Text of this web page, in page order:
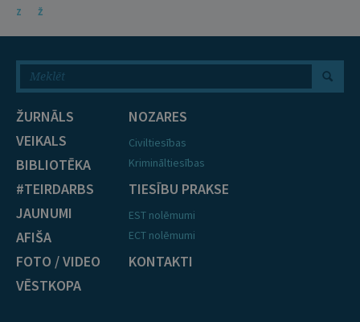
Z
Ž
ŽURNĀLS
VEIKALS
BIBLIOTĒKA
#TEIRDARBS
JAUNUMI
AFIŠA
FOTO / VIDEO
VĒSTKOPA
NOZARES
Civiltiesības
Krimināltiesības
TIESĪBU PRAKSE
EST nolēmumi
ECT nolēmumi
KONTAKTI